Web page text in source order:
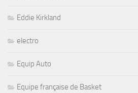
Eddie Kirkland
electro
Equip Auto
Equipe française de Basket